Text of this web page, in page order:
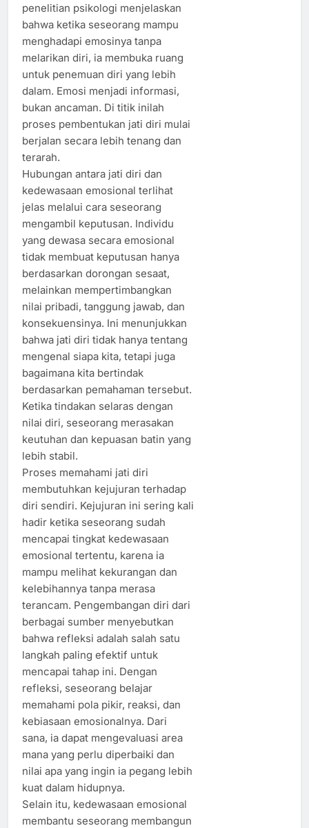
penelitian psikologi menjelaskan
bahwa ketika seseorang mampu
menghadapi emosinya tanpa
melarikan diri, ia membuka ruang
untuk penemuan diri yang lebih
dalam. Emosi menjadi informasi,
bukan ancaman. Di titik inilah
proses pembentukan jati diri mulai
berjalan secara lebih tenang dan
terarah.
Hubungan antara jati diri dan
kedewasaan emosional terlihat
jelas melalui cara seseorang
mengambil keputusan. Individu
yang dewasa secara emosional
tidak membuat keputusan hanya
berdasarkan dorongan sesaat,
melainkan mempertimbangkan
nilai pribadi, tanggung jawab, dan
konsekuensinya. Ini menunjukkan
bahwa jati diri tidak hanya tentang
mengenal siapa kita, tetapi juga
bagaimana kita bertindak
berdasarkan pemahaman tersebut.
Ketika tindakan selaras dengan
nilai diri, seseorang merasakan
keutuhan dan kepuasan batin yang
lebih stabil.
Proses memahami jati diri
membutuhkan kejujuran terhadap
diri sendiri. Kejujuran ini sering kali
hadir ketika seseorang sudah
mencapai tingkat kedewasaan
emosional tertentu, karena ia
mampu melihat kekurangan dan
kelebihannya tanpa merasa
terancam. Pengembangan diri dari
berbagai sumber menyebutkan
bahwa refleksi adalah salah satu
langkah paling efektif untuk
mencapai tahap ini. Dengan
refleksi, seseorang belajar
memahami pola pikir, reaksi, dan
kebiasaan emosionalnya. Dari
sana, ia dapat mengevaluasi area
mana yang perlu diperbaiki dan
nilai apa yang ingin ia pegang lebih
kuat dalam hidupnya.
Selain itu, kedewasaan emosional
membantu seseorang membangun